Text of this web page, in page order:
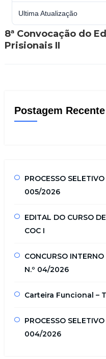
Ultima Atualização
8ª Convocação do
Prisionais II
Postagem Recente
PROCESSO
005/2026
EDITAL DO CURSO
COC I
CONCURSO
N.º 04/2026
Carteira Funcional –
PROCESSO
004/2026